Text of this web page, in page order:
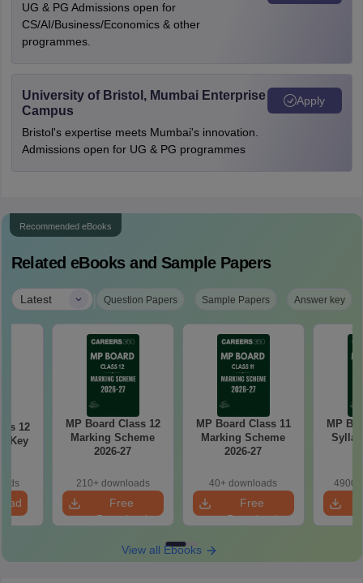
UG & PG Admissions open for
CS/AI/Business/Economics & other
programmes.
University of Bristol, Mumbai Enterprise
Campus
Bristol's expertise meets Mumbai's innovation.
Admissions open for UG & PG programmes
Apply
Recommended eBooks
Related eBooks and Sample Papers
Latest | Question Papers Sample Papers Answer key
12
Key
MP Board Class 12
Marking Scheme
2026-27
210+ downloads
Free
Download
MP Board Class 11
Marking Scheme
2026-27
40+ downloads
Free
Download
MP
View all Ebooks